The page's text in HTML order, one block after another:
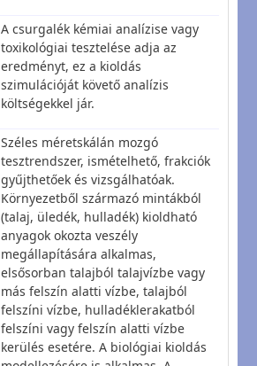
A csurgalék kémiai analízise vagy
toxikológiai tesztelése adja az
eredményt, ez a kioldás
szimulációját követő analízis
költségekkel jár.
Széles méretskálán mozgó
tesztrendszer, ismételhető, frakciók
gyűjthetőek és vizsgálhatóak.
Környezetből származó mintákból
(talaj, üledék, hulladék) kioldható
anyagok okozta veszély
megállapítására alkalmas,
elsősorban talajból talajvízbe vagy
más felszín alatti vízbe, talajból
felszíni vízbe, hulladéklerakatból
felszíni vagy felszín alatti vízbe
kerülés esetére. A biológiai kioldás